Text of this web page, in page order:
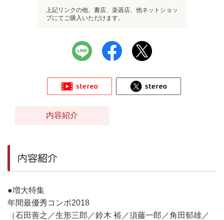
上記リンクの他、書店、楽器店、他ネットショッ
プにてご購入いただけます。
内容紹介
内容紹介
●増大特集
年間最優秀コンポ2018
（石田善之／生形三郎／鈴木 裕／須藤一郎／角田郁雄／